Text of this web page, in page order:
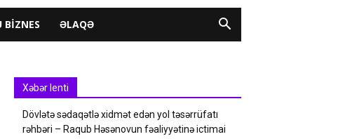
BIZNES ƏLAQƏ
Xəbər lenti
Dövlətə sədaqətlə xidmət edən yol təsərrüfatı
rəhbəri – Raqub Həsənovun fəaliyyətinə ictimai